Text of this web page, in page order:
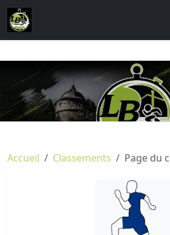
Accueil Classements Page du